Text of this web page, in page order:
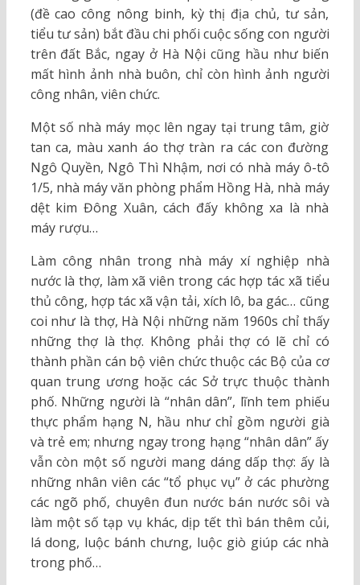
(đề cao công nông binh, kỳ thị địa chủ, tư sản,
tiểu tư sản) bắt đầu chi phối cuộc sống con người
trên đất Bắc, ngay ở Hà Nội cũng hầu như biến
mất hình ảnh nhà buôn, chỉ còn hình ảnh người
công nhân, viên chức.
Một số nhà máy mọc lên ngay tại trung tâm, giờ
tan ca, màu xanh áo thợ tràn ra các con đường
Ngô Quyền, Ngô Thì Nhậm, nơi có nhà máy ô-tô
1/5, nhà máy văn phòng phẩm Hồng Hà, nhà máy
dệt kim Đông Xuân, cách đấy không xa là nhà
máy rượu…
Làm công nhân trong nhà máy xí nghiệp nhà
nước là thợ, làm xã viên trong các hợp tác xã tiểu
thủ công, hợp tác xã vận tải, xích lô, ba gác… cũng
coi như là thợ, Hà Nội những năm 1960s chỉ thấy
những thợ là thợ. Không phải thợ có lẽ chỉ có
thành phần cán bộ viên chức thuộc các Bộ của cơ
quan trung ương hoặc các Sở trực thuộc thành
phố. Những người là “nhân dân”, lĩnh tem phiếu
thực phẩm hạng N, hầu như chỉ gồm người già
và trẻ em; nhưng ngay trong hạng “nhân dân” ấy
vẫn còn một số người mang dáng dấp thợ: ấy là
những nhân viên các “tổ phục vụ” ở các phường
các ngõ phố, chuyên đun nước bán nước sôi và
làm một số tạp vụ khác, dịp tết thì bán thêm củi,
lá dong, luộc bánh chưng, luộc giò giúp các nhà
trong phố…